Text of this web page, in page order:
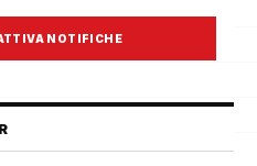
NOTIFICHE